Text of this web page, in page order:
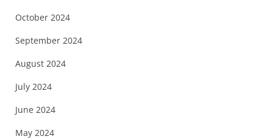
October 2024
September 2024
August 2024
July 2024
June 2024
May 2024